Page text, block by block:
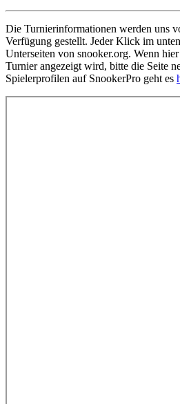
Die Turnierinformationen werden uns
Verfügung gestellt. Jeder Klick im
Unterseiten von snooker.org. Wenn
Turnier angezeigt wird, bitte die Seite
Spielerprofilen auf SnookerPro geht es